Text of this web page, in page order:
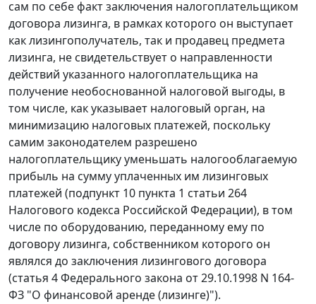
сам по себе факт заключения налогоплательщиком
договора лизинга, в рамках которого он выступает
как лизингополучатель, так и продавец предмета
лизинга, не свидетельствует о направленности
действий указанного налогоплательщика на
получение необоснованной налоговой выгоды, в
том числе, как указывает налоговый орган, на
минимизацию налоговых платежей, поскольку
самим законодателем разрешено
налогоплательщику уменьшать налогооблагаемую
прибыль на сумму уплаченных им лизинговых
платежей (подпункт 10 пункта 1 статьи 264
Налогового кодекса Российской Федерации), в том
числе по оборудованию, переданному ему по
договору лизинга, собственником которого он
являлся до заключения лизингового договора
(статья 4Федерального закона от 29.10.1998 N 164-
ФЗ "О финансовой аренде (лизинге)").